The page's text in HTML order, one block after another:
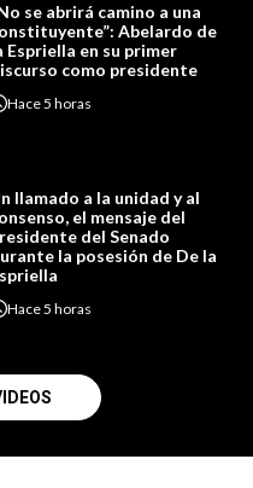
se abrirá camino a una
Abelardo de
Espriella en su primer
como presidente
Hace5 horas
llamado a la unidad y al
el mensaje del
del Senado
la posesión de De la
Hace5 horas